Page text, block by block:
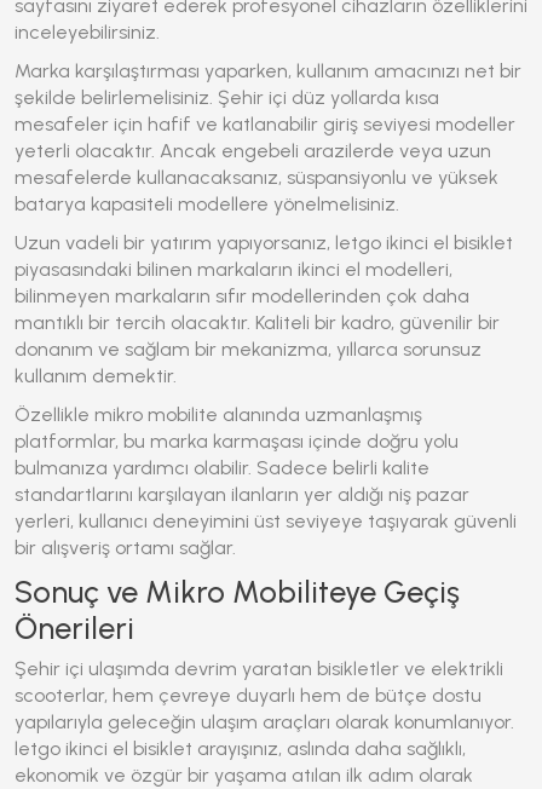
sayfasını ziyaret ederek profesyonel cihazların özelliklerini
inceleyebilirsiniz.
Marka karşılaştırması yaparken, kullanım amacınızı net bir
şekilde belirlemelisiniz. Şehir içi düz yollarda kısa
mesafeler için hafif ve katlanabilir giriş seviyesi modeller
yeterli olacaktır. Ancak engebeli arazilerde veya uzun
mesafelerde kullanacaksanız, süspansiyonlu ve yüksek
batarya kapasiteli modellere yönelmelisiniz.
Uzun vadeli bir yatırım yapıyorsanız, letgo ikinci el bisiklet
piyasasındaki bilinen markaların ikinci el modelleri,
bilinmeyen markaların sıfır modellerinden çok daha
mantıklı bir tercih olacaktır. Kaliteli bir kadro, güvenilir bir
donanım ve sağlam bir mekanizma, yıllarca sorunsuz
kullanım demektir.
Özellikle mikro mobilite alanında uzmanlaşmış
platformlar, bu marka karmaşası içinde doğru yolu
bulmanıza yardımcı olabilir. Sadece belirli kalite
standartlarını karşılayan ilanların yer aldığı niş pazar
yerleri, kullanıcı deneyimini üst seviyeye taşıyarak güvenli
bir alışveriş ortamı sağlar.
Sonuç ve Mikro Mobiliteye Geçiş
Önerileri
Şehir içi ulaşımda devrim yaratan bisikletler ve elektrikli
scooterlar, hem çevreye duyarlı hem de bütçe dostu
yapılarıyla geleceğin ulaşım araçları olarak konumlanıyor.
letgo ikinci el bisiklet arayışınız, aslında daha sağlıklı,
ekonomik ve özgür bir yaşama atılan ilk adım olarak